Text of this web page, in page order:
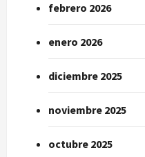
febrero 2026
enero 2026
diciembre 2025
noviembre 2025
octubre 2025